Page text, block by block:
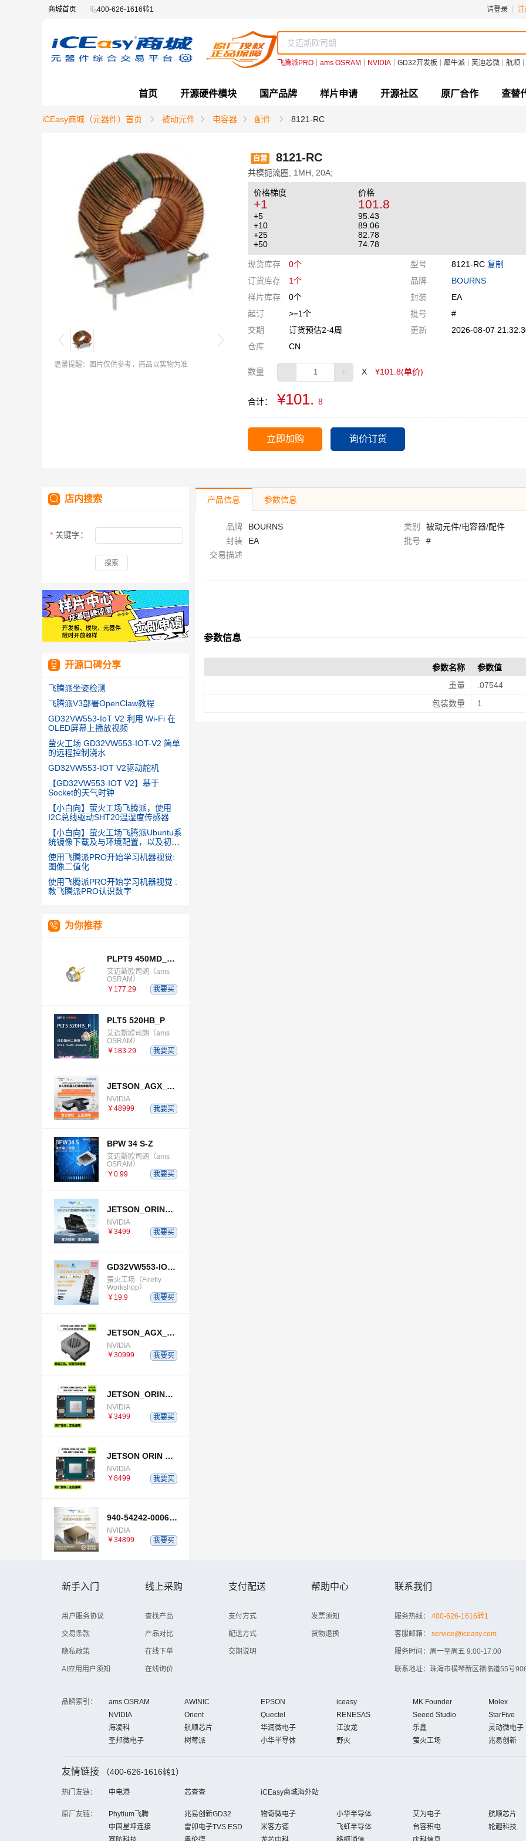
商城首页 400-626-1616转1 请登录
飞腾派PRO ams OSRAM NVIDIA GD32开发板 犀牛派 英迪芯微 航顺
首页 开源硬件模块 国产品牌 样片申请 开源社区 原厂合作 查替
iCEasy商城（元器件）首页 被动元件 电容器 配件 8121-RC
温馨提醒：图片仅供参考，商品以实物为准
自营 8121-RC
共模扼流圈, 1MH, 20A;
价格梯度 价格
+1 101.8
+5
95.43
+10
89.06
+25
82.78
+50
74.78
现货库存
0个
订货库存
1个
样片库存
0个
起订
>=1个
交期
订货预估2-4周
仓库
CN
型号 8121-RC 复制
品牌
BOURNS
封装
EA
批号
#
更新
2026-08-07
数量 X ¥101.8(单价)
合计： ¥101. 8
立即加购 询价订货
店内搜索
关键字：
搜索
开源口碑分享
飞腾派坐姿检测
飞腾派V3部署OpenClaw教程
GD32VW553-IoT V2 利用 Wi-Fi 在
OLED屏幕上播放视频
萤火工场 GD32VW553-IOT-V2 简单
的远程控制浇水
GD32VW553-IOT V2驱动舵机
【GD32VW553-IOT V2】基于
Socket的天气时钟
【小白向】萤火工场飞腾派，使用
I2C总线驱动SHT20温湿度传感器
【小白向】萤火工场飞腾派Ubuntu系
统镜像下载及与环境配置，以及初学
GPIO的使用
使用飞腾派PRO开始学习机器视觉:
图像二值化
使用飞腾派PRO开始学习机器视觉 :
教飞腾派PRO认识数字
为你推荐
PLPT9 450MD_E E9633 B03B06
艾迈斯欧司朗（ams
OSRAM）
￥177.29
我要买
PLT5 520HB_P
艾迈斯欧司朗（ams
OSRAM）
￥183.29
我要买
JETSON_AGX_THOR_DEVELOPER_KIT
NVIDIA
￥48999
我要买
BPW 34 S-Z
艾迈斯欧司朗（ams
OSRAM）
￥0.99
我要买
JETSON_ORIN_NANO_SUPER_DEVELOPER_KIT
NVIDIA
￥3499
我要买
GD32VW553-IOT-V2
萤火工场（Firefly
Workshop）
￥19.9
我要买
JETSON_AGX_ORIN_64GB_DEVELOPER_KIT
NVIDIA
￥30999
我要买
JETSON_ORIN_NANO_8GB
NVIDIA
￥3499
我要买
JETSON ORIN NX 16GB
NVIDIA
￥8499
我要买
940-54242-0006-000
NVIDIA
￥34899
我要买
产品信息 参数信息
品牌 BOURNS 类别
被动元件/电容器/配件
封装
EA 批号
#
交易描述
参数信息
参数名称
参数值
重量
.07544
包装数量
1
新手入门
用户服务协议
交易条款
隐私政策
AI应用用户须知
线上采购
查找产品
产品对比
在线下单
在线询价
支付配送
支付方式
配送方式
交期说明
帮助中心
发票须知
货物退换
联系我们
服务热线：400-626-1616转1
客服邮箱：service@iceasy.com
服务时间：周一至周五 9:00-17:00
联系地址：珠海市横琴新区福临道55号
品牌索引： ams OSRAM AWINIC EPSON iceasy MK Founder
Molex
NVIDIA
Orient Quectel RENESAS Seeed Studio
StarFive
海凌科
航顺芯片 华润微电子 江波龙 乐鑫
灵动微电子
圣邦微电子
树莓派 小华半导体 野火 萤火工场 兆易创新
友情链接 （400-626-1616转1）
热门友链： 中电港 芯查查 iCEasy商城海外站
原厂友链： Phytium飞腾 兆易创新GD32 物奇微电子 小华半导体 艾为电子
航顺芯片
中国星坤连接
雷卯电子TVS ESD 米客方德 飞虹半导体 台容积电
轮趣科技